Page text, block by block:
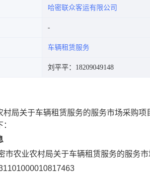
哈密联众客运有限公司
车辆租赁服务
刘平平：18209049148
村局关于车辆租赁服务的服务市场采购项
市农业农村局关于车辆租赁服务的服务市